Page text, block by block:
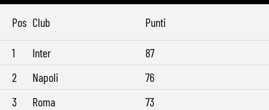
Pos Club Punti
1 Inter
87
2
Napoli
76
3
Roma
73